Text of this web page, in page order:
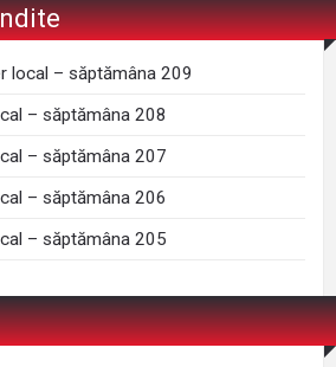
local – săptămâna 209
– săptămâna 208
– săptămâna 207
– săptămâna 206
– săptămâna 205